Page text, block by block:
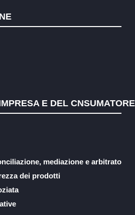
E DEL CNSUMATORE
mediazione e arbitrato
dei prodotti